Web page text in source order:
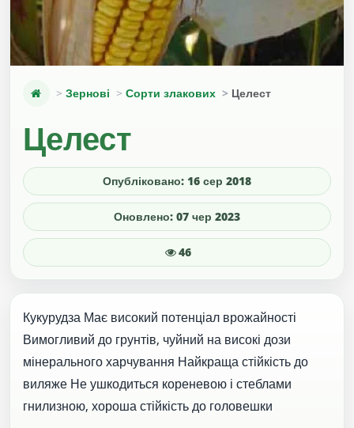
Зернові Сорти злакових Целест
Целест
Опубліковано: 16 сер 2018
Оновлено: 07 чер 2023
46
Кукурудза Має високий потенціал врожайності
Вимогливий до грунтів, чуйний на високі дози
мінерального харчування Найкраща стійкість до
виляже Не ушкодиться кореневою і стеблами
гнилизною, хороша стійкість до головешки